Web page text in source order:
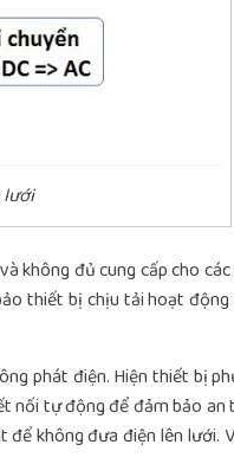
lưới
không đủ cung cấp cho
thiết bị chịu tải hoạt
phát điện. Hiện thiết bị
nối tự động để đảm bảo an
không đưa điện lên lưới.